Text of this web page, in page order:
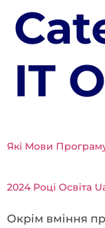
IT
Які Мови
2024 Році Освіта
Окрім вміння